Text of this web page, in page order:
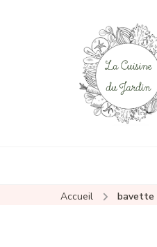
Accueil bavette